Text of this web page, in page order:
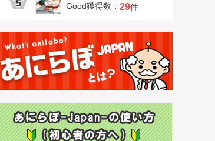
Good獲得数： 29件